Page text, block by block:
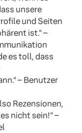
unsere
und Seiten
ist." –
es toll, dass
– Benutzer
Rezensionen,
nicht sein!" –